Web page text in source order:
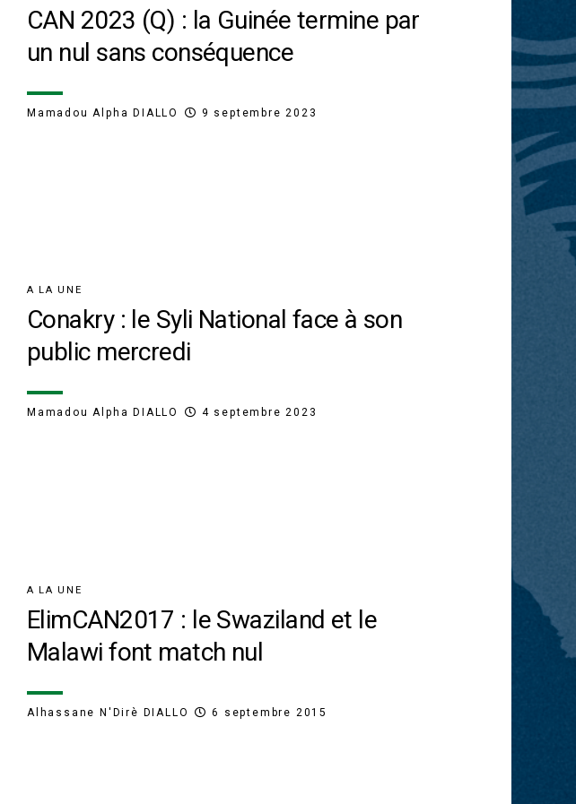
CAN 2023 (Q) : la Guinée termine par
un nul sans conséquence
Mamadou Alpha DIALLO 9 septembre 2023
A LA UNE
Conakry : le Syli National face à son
public mercredi
Mamadou Alpha DIALLO 4 septembre 2023
A LA UNE
ElimCAN2017 : le Swaziland et le
Malawi font match nul
Alhassane N'Dirè DIALLO 6 septembre 2015